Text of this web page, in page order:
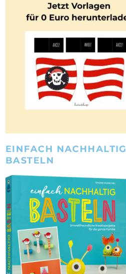
EINFACH NACHHALTIG
BASTELN